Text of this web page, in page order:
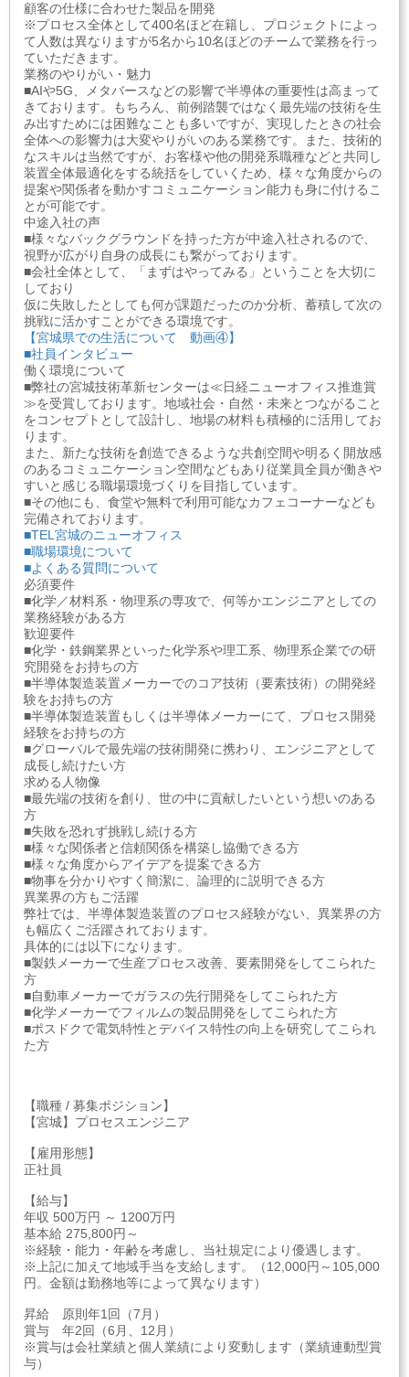
顧客の仕様に合わせた製品を開発
※プロセス全体として400名ほど在籍し、プロジェクトによっ
て人数は異なりますが5名から10名ほどのチームで業務を行っ
ていただきます。
業務のやりがい・魅力
■AIや5G、メタバースなどの影響で半導体の重要性は高まって
きております。もちろん、前例踏襲ではなく最先端の技術を生
み出すためには困難なことも多いですが、実現したときの社会
全体への影響力は大変やりがいのある業務です。また、技術的
なスキルは当然ですが、お客様や他の開発系職種などと共同し
装置全体最適化をする統括をしていくため、様々な角度からの
提案や関係者を動かすコミュニケーション能力も身に付けるこ
とが可能です。
中途入社の声
■様々なバックグラウンドを持った方が中途入社されるので、
視野が広がり自身の成長にも繋がっております。
■会社全体として、「まずはやってみる」ということを大切に
しており
仮に失敗したとしても何が課題だったのか分析、蓄積して次の
挑戦に活かすことができる環境です。
【宮城県での生活について 動画④】
■社員インタビュー
働く環境について
■弊社の宮城技術革新センターは≪日経ニューオフィス推進賞
≫を受賞しております。地域社会・自然・未来とつながること
をコンセプトとして設計し、地場の材料も積極的に活用してお
ります。
また、新たな技術を創造できるような共創空間や明るく開放感
のあるコミュニケーション空間などもあり従業員全員が働きや
すいと感じる職場環境づくりを目指しています。
■その他にも、食堂や無料で利用可能なカフェコーナーなども
完備されております。
■TEL宮城のニューオフィス
■職場環境について
■よくある質問について
必須要件
■化学／材料系・物理系の専攻で、何等かエンジニアとしての
業務経験がある方
歓迎要件
■化学・鉄鋼業界といった化学系や理工系、物理系企業での研
究開発をお持ちの方
■半導体製造装置メーカーでのコア技術（要素技術）の開発経
験をお持ちの方
■半導体製造装置もしくは半導体メーカーにて、プロセス開発
経験をお持ちの方
■グローバルで最先端の技術開発に携わり、エンジニアとして
成長し続けたい方
求める人物像
■最先端の技術を創り、世の中に貢献したいという想いのある
方
■失敗を恐れず挑戦し続ける方
■様々な関係者と信頼関係を構築し協働できる方
■様々な角度からアイデアを提案できる方
■物事を分かりやすく簡潔に、論理的に説明できる方
異業界の方もご活躍
弊社では、半導体製造装置のプロセス経験がない、異業界の方
も幅広くご活躍されております。
具体的には以下になります。
■製鉄メーカーで生産プロセス改善、要素開発をしてこられた
方
■自動車メーカーでガラスの先行開発をしてこられた方
■化学メーカーでフィルムの製品開発をしてこられた方
■ポスドクで電気特性とデバイス特性の向上を研究してこられ
た方
【職種 / 募集ポジション】
【宮城】プロセスエンジニア
【雇用形態】
正社員
【給与】
年収 500万円 ～ 1200万円
基本給 275,800円～
※経験・能力・年齢を考慮し、当社規定により優遇します。
※上記に加えて地域手当を支給します。（12,000円～105,000
円。金額は勤務地等によって異なります）
昇給 原則年1回（7月）
賞与 年2回（6月、12月）
※賞与は会社業績と個人業績により変動します（業績連動型賞
与）